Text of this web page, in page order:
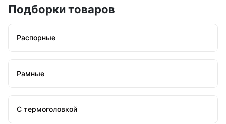
Подборки товаров
Распорные
Рамные
С термоголовкой